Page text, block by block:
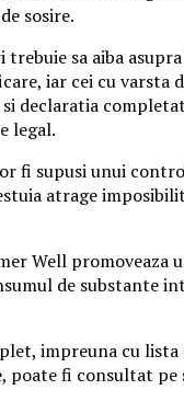
sosire.
sa aiba
iar cei cu varsta
declaratia
legal.
fi supusi unui
atrage
Well promoveaza
de substante
impreuna cu
poate fi consultat